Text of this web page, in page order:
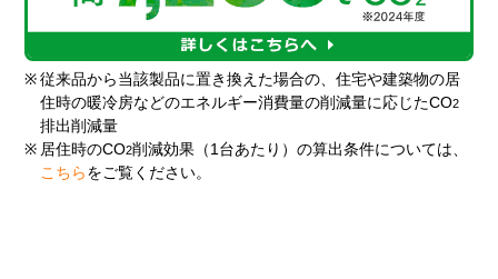
※ 従来品から当該製品に置き換えた場合の、住宅や建築物の居
住時の暖冷房などのエネルギー消費量の削減量に応じたCO2
排出削減量
※ 居住時のCO2削減効果（1台あたり）の算出条件については、
こちら をご覧ください。